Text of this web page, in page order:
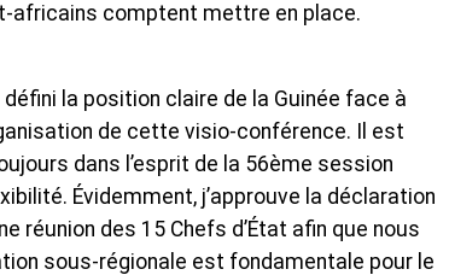
africains comptent mettre en place.
la position claire de la Guinée face à
de cette visio-conférence. Il est
dans l’esprit de la 56ème session
Évidemment, j’approuve la déclaration
réunion des 15 Chefs d’État afin que nous
sous-régionale est fondamentale pour le